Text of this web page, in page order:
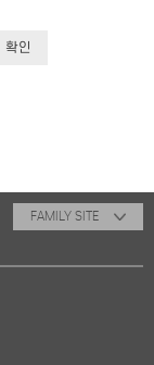
FAMILY SITE